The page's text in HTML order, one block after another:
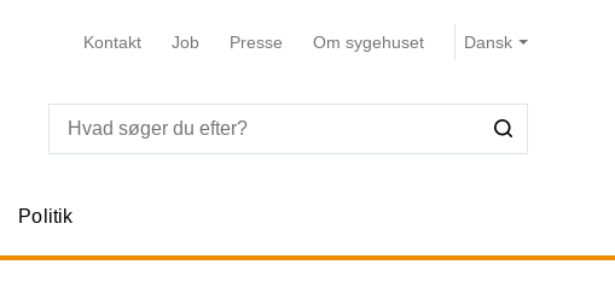
Kontakt Job Presse Om sygehuset
Politik